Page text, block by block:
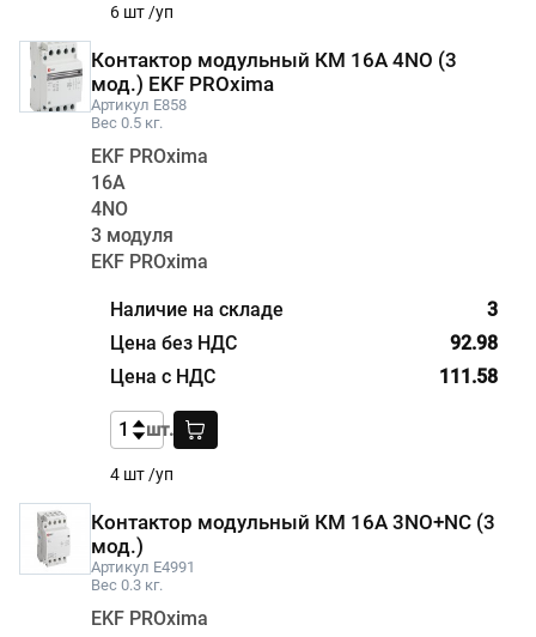
6 шт /уп
Контактор модульный КМ 16А 4NО (3
мод.) EKF PROxima
Артикул E858
Вес 0.5 кг.
EKF PROxima
16А
4NО
3 модуля
EKF PROxima
3
4 шт /уп
92.98
111.58
шт.
Контактор модульный КМ 16А 3NО+NC (3
мод.)
Артикул E4991
Вес 0.3 кг.
EKF PROxima